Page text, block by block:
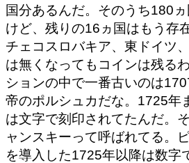
国分あるんだ。そのうち180
けど、残りの16ヵ国はもう存
チェコスロバキア、東ドイツ
は無くなってもコインは残る
ションの中で一番古いのは
帝のポルシュカだな。1725年
は文字で刻印されてたんだ。
ャンスキーって呼ばれてる。
を導入した1725年以降は数字